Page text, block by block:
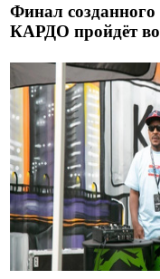
Финал
КАРДО пройдёт во